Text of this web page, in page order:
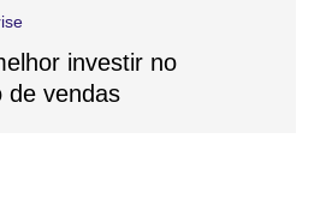
investir no
de vendas